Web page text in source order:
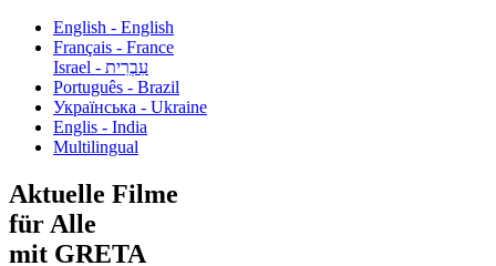
English - English
Français - France
עִבְרִית - Israel
Português - Brazil
Українська - Ukraine
Englis - India
Multilingual
Aktuelle Filme
für Alle
mit GRETA